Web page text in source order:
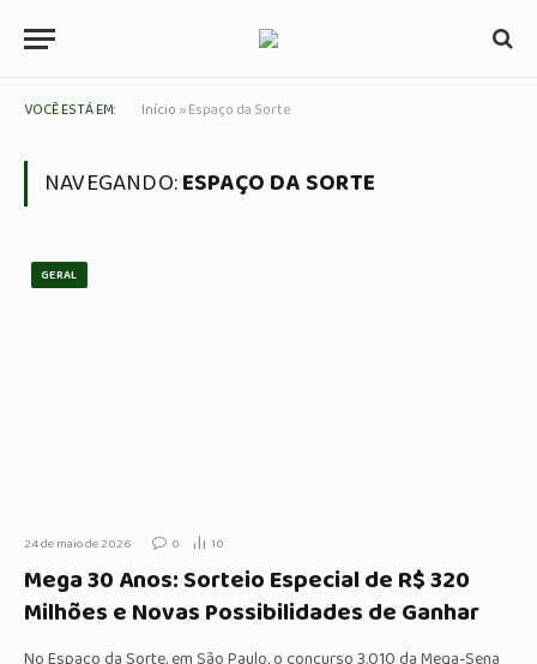
VOCÊ ESTÁ EM: Início »Espaço da Sorte
NAVEGANDO:ESPAÇO DA SORTE
GERAL
24 de maio de 2026 0 10
Mega 30 Anos: Sorteio Especial de R$ 320
Milhões e Novas Possibilidades de Ganhar